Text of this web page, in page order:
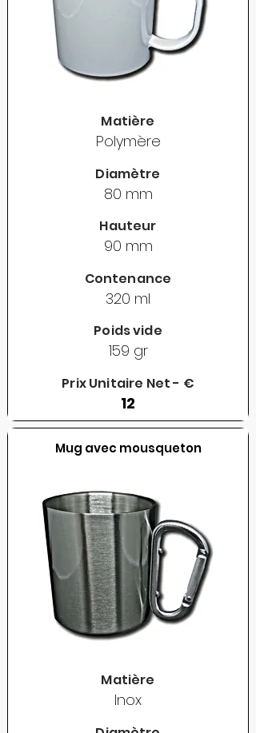
Matière
Polymère
Diamètre
80 mm
Hauteur
90 mm
Contenance
320 ml
Poids vide
159 gr
Prix Unitaire Net - €
12
Mug avec mousqueton
Matière
Inox